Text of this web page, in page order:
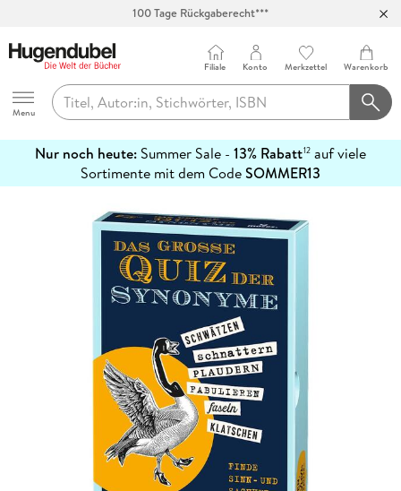
100 Tage Rückgaberecht***
Hugendubel
Menu
Filiale Konto Merkzettel Warenkorb
Nur noch heute: Summer Sale - 13% Rabatt12 auf viele
Sortimente mit dem CodeSOMMER13
erfahren